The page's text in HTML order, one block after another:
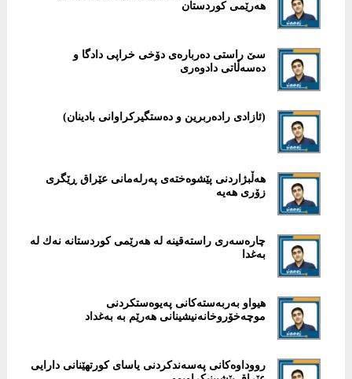
هەرێمی كوردستان
سێ راستی دەربارەی دۆخی خراپی دادگا و
دەسەڵاتی دادوەری
هەڵبژاردنی پێشوەختەی پەرلەمانی عێراق ڕێگری
زۆری هەیە
‎چارەسەری راستەقینە لە هەرێمی كوردستانە نەك لە
بەغدا
هیواو بەربەستەكانی پەیوەستكردنی
موچەخۆروخانەنیشینانی هەرێم بە به‌غداد
‎رووداوەكانی پەسەندكردنی یاسای كورتهێنانی دارایی